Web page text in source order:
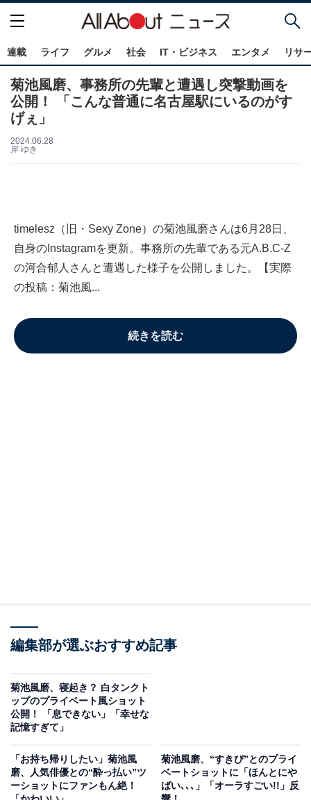
連載 ライフ グルメ 社会 IT・ビジネス エンタメ リサ
菊池風磨、事務所の先輩と遭遇し突撃動画を
公開！ 「こんな普通に名古屋駅にいるのがす
げぇ」
2024.06.28
岸 ゆき
timelesz（旧・Sexy Zone）の菊池風磨さんは6月28日、
自身のInstagramを更新。事務所の先輩である元A.B.C-Z
の河合郁人さんと遭遇した様子を公開しました。【実際
の投稿：菊池風...
続きを読む
編集部が選ぶおすすめ記事
菊池風磨、寝起き？ 白タンクト
ップのプライベート風ショット
公開！ 「息できない」「幸せな
記憶すぎて」
「お持ち帰りしたい」菊池風
磨、人気俳優との“酔っ払い”ツ
ーショットにファンもん絶！
菊池風磨、“すきぴ”とのプライ
ベートショットに「ほんとにや
ばい､､､」「オーラすごい!!」反